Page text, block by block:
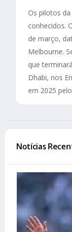
Os pilotos
conhecidos.
de março,
Melbourne.
que
Dhabi, nos
em 2025
Notícias